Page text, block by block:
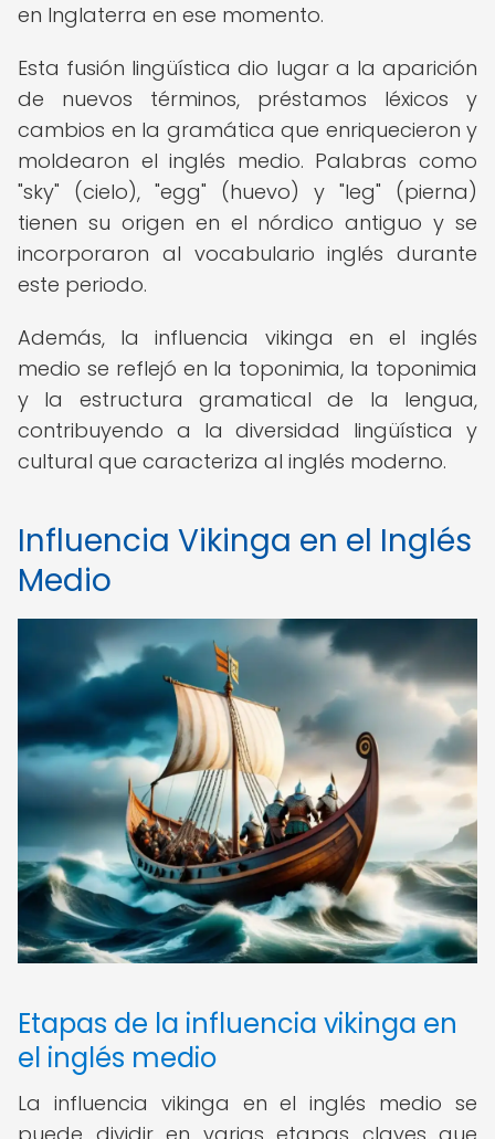
en Inglaterra en ese momento.
Esta fusión lingüística dio lugar a la aparición
de nuevos términos, préstamos léxicos y
cambios en la gramática que enriquecieron y
moldearon el inglés medio. Palabras como
"sky" (cielo), "egg" (huevo) y "leg" (pierna)
tienen su origen en el nórdico antiguo y se
incorporaron al vocabulario inglés durante
este periodo.
Además, la influencia vikinga en el inglés
medio se reflejó en la toponimia, la toponimia
y la estructura gramatical de la lengua,
contribuyendo a la diversidad lingüística y
cultural que caracteriza al inglés moderno.
Influencia Vikinga en el Inglés
Medio
Etapas de la influencia vikinga en
el inglés medio
La influencia vikinga en el inglés medio se